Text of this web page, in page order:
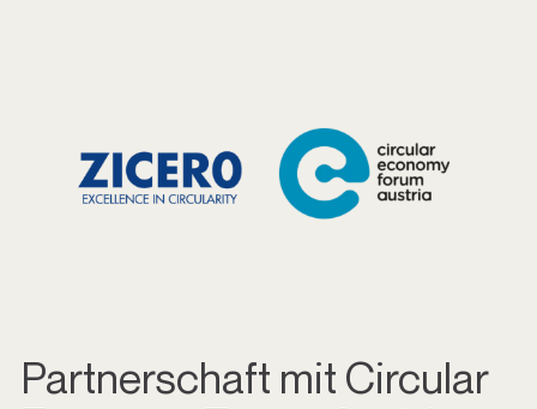
Partnerschaft mit Circular